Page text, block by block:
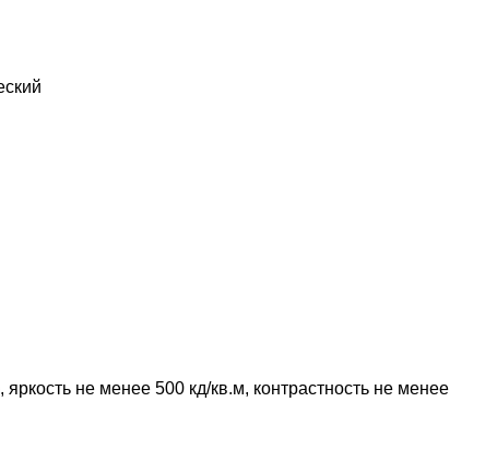
не менее 500 кд/кв.м, контрастность не менее